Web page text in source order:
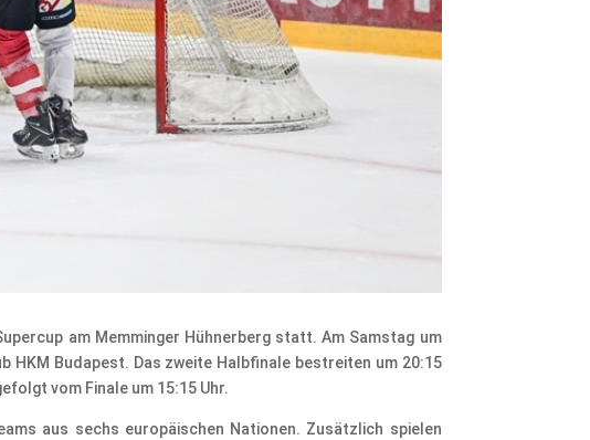
am Memminger Hühnerberg statt. Am Samstag um
HKM Budapest. Das zweite Halbfinale bestreiten um 20:15
vom Finale um 15:15 Uhr.
aus sechs europäischen Nationen. Zusätzlich spielen